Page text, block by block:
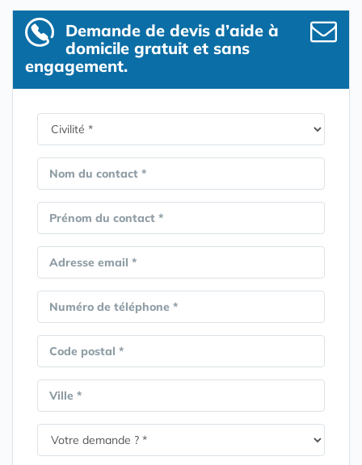
Demande de devis d’aide à
domicile gratuit et sans
engagement.
Nom du contact *
Prénom du contact *
Adresse email *
Numéro de téléphone *
Code postal *
Ville *